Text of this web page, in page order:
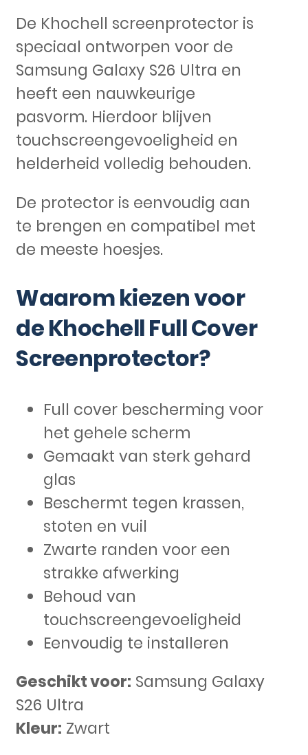
De Khochell screenprotector is
speciaal ontworpen voor de
Samsung Galaxy S26 Ultra en
heeft een nauwkeurige
pasvorm. Hierdoor blijven
touchscreengevoeligheid en
helderheid volledig behouden.
De protector is eenvoudig aan
te brengen en compatibel met
de meeste hoesjes.
Waarom kiezen voor
de Khochell Full Cover
Screenprotector?
Full cover bescherming voor
het gehele scherm
Gemaakt van sterk gehard
glas
Beschermt tegen krassen,
stoten en vuil
Zwarte randen voor een
strakke afwerking
Behoud van
touchscreengevoeligheid
Eenvoudig te installeren
Geschikt voor: Samsung Galaxy
S26 Ultra
Kleur: Zwart